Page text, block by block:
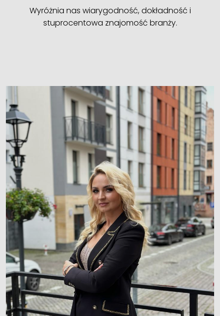
Wyróżnia nas wiarygodność, dokładność i
stuprocentowa znajomość branży.